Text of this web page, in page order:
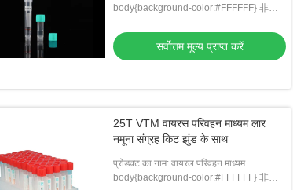
body{background-color:#FFFFFF} 非法
docu: वायरल परिवहन माध्यम
सर्वोत्तम मूल्य प्राप्त करें
25T VTM वायरस परिवहन माध्यम लार
नमूना संग्रह किट झुंड के साथ
प्रोडक्ट का नाम: वायरल परिवहन माध्यम
body{background-color:#FFFFFF} 非法